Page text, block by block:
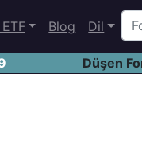
Blog Dil
Düşen